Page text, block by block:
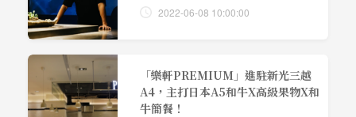
2022-06-08 10:00:00
「樂軒PREMIUM」進駐新光三越
A4，主打日本A5和牛X高級果物X和
牛簡餐！